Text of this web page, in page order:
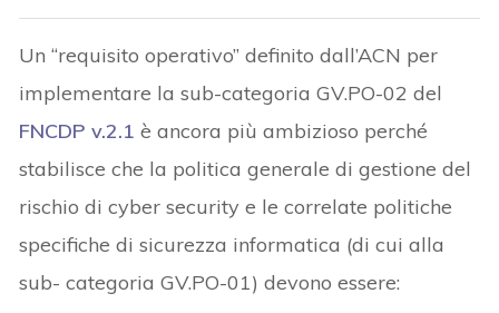
Un “requisito operativo” definito dall’ACN per
implementare la sub-categoria GV.PO-02 del
FNCDP v.2.1 è ancora più ambizioso perché
stabilisce che la politica generale di gestione del
rischio di cyber security e le correlate politiche
specifiche di sicurezza informatica (di cui alla
sub- categoria GV.PO-01) devono essere: